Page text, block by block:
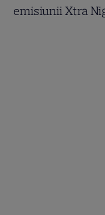
emisiunii Xtra